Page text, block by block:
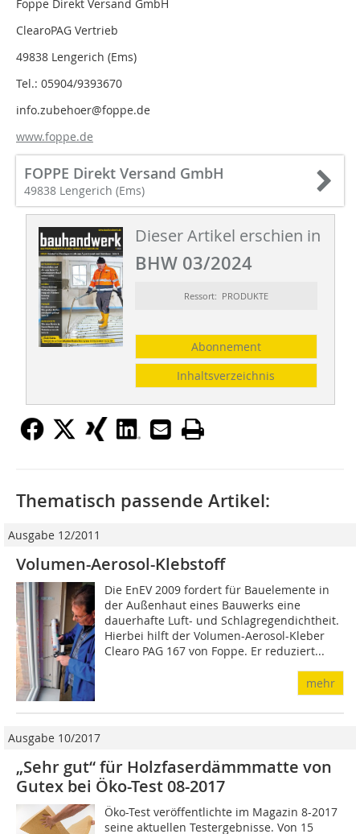
Foppe Direkt Versand GmbH
ClearoPAG Vertrieb
49838 Lengerich (Ems)
Tel.: 05904/9393670
info.zubehoer@foppe.de
www.foppe.de
FOPPE Direkt Versand GmbH
49838 Lengerich (Ems)
Dieser Artikel erschien in
BHW 03/2024
Ressort: PRODUKTE
Abonnement
Inhaltsverzeichnis
Thematisch passende Artikel:
Ausgabe 12/2011
Volumen-Aerosol-Klebstoff
Die EnEV 2009 fordert für Bauelemente in
der Außenhaut eines Bauwerks eine
dauerhafte Luft- und Schlagregendichtheit.
Hierbei hilft der Volumen-Aerosol-Kleber
Clearo PAG 167 von Foppe. Er reduziert...
mehr
Ausgabe 10/2017
„Sehr gut“ für Holzfaserdämmmatte von
Gutex bei Öko-Test 08-2017
Öko-Test veröffentlichte im Magazin 8-2017
seine aktuellen Testergebnisse. Von 15